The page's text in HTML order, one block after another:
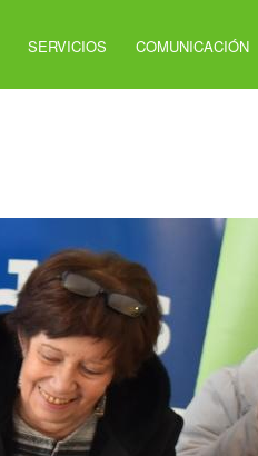
SERVICIOS COMUNICACIÓN